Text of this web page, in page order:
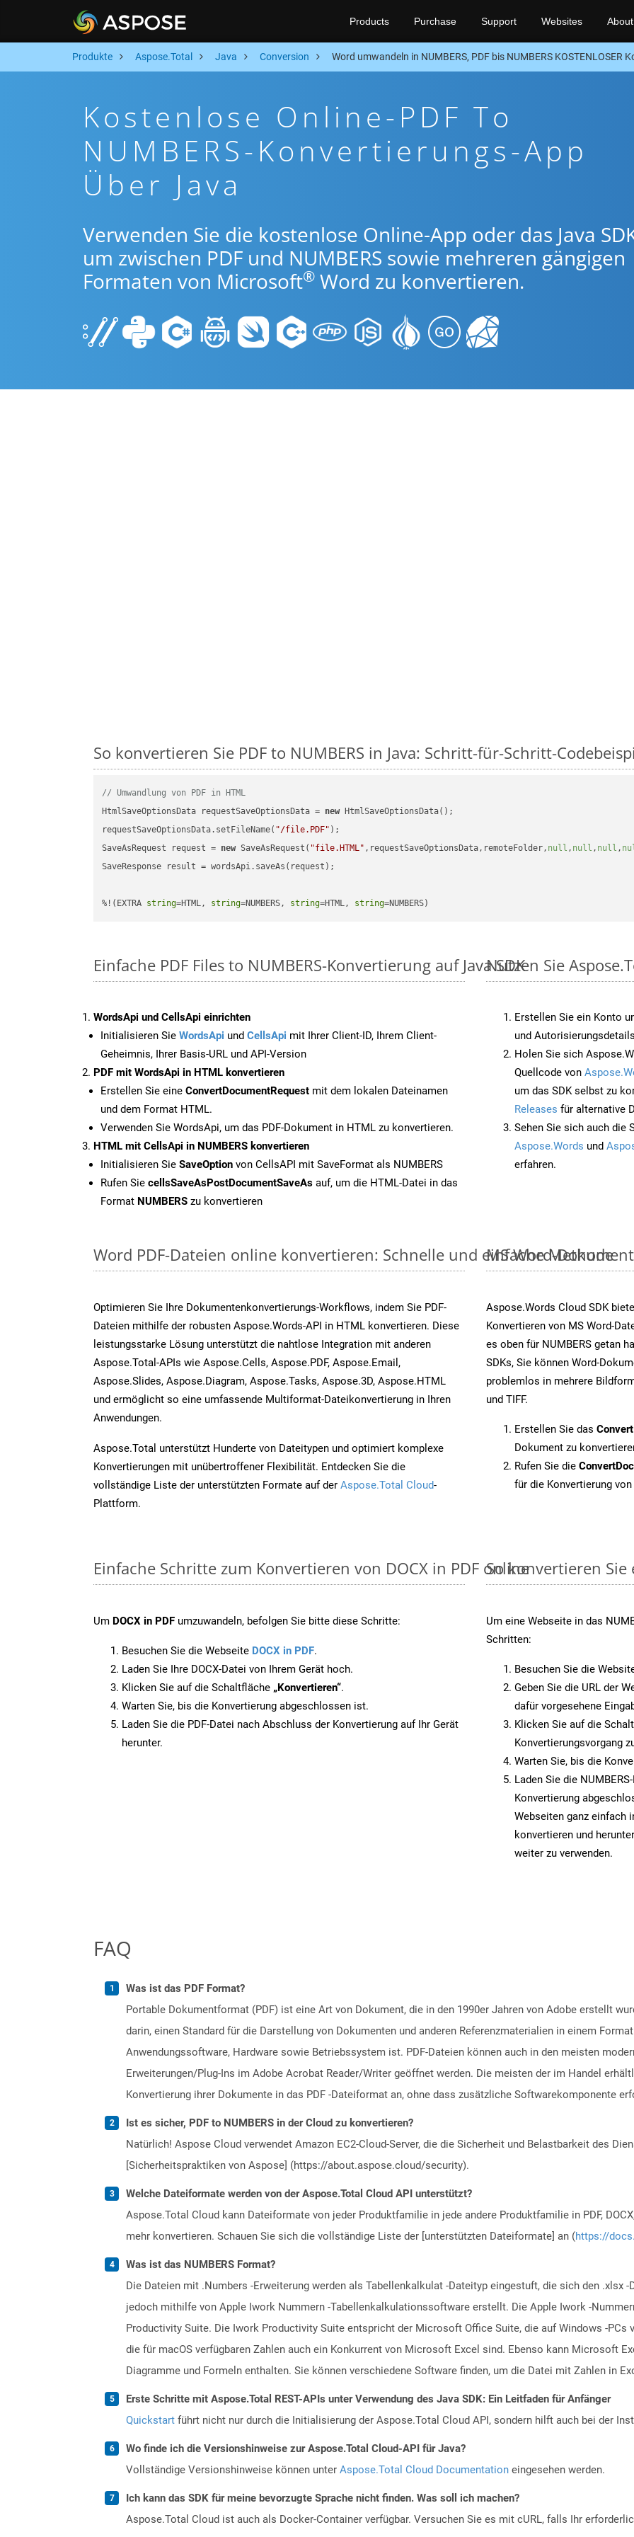
Products Purchase Support Websites About
Produkte Aspose.Total Java Conversion Word umwandeln in NUMBERS, PDF bis NUMBERS KOSTENLOSER
Kostenlose Online-PDF To
NUMBERS-Konvertierungs-App
Über Java
Verwenden Sie die kostenlose Online-App oder das Java
um zwischen PDF und NUMBERS sowie mehreren gängigen
Formaten von Microsoft® Word zu konvertieren.
So konvertieren Sie PDF to NUMBERS in Java: Schritt-für-Schritt-
// Umwandlung von PDF in HTML
HtmlSaveOptionsData requestSaveOptionsData = new HtmlSaveOptionsData();
requestSaveOptionsData.setFileName( "/file.PDF" );
SaveAsRequest request = new SaveAsRequest( "file.HTML" ,requestSaveOptionsData,remoteFolder, null , null , null ,
SaveResponse result = wordsApi.saveAs(request);
%!(EXTRA string=HTML, string=NUMBERS, string=HTML, string=NUMBERS)
Einfache PDF Files to NUMBERS-Konvertierung auf Java SDK
WordsApi und CellsApi einrichten
Initialisieren Sie WordsApi und CellsApi mit Ihrer Client-ID, Ihrem Client-
Geheimnis, Ihrer Basis-URL und API-Version
PDF mit WordsApi in HTML konvertieren
Erstellen Sie eine ConvertDocumentRequest mit dem lokalen Dateinamen
und dem Format HTML.
Verwenden Sie WordsApi, um das PDF-Dokument in HTML zu konvertieren.
HTML mit CellsApi in NUMBERS konvertieren
Initialisieren Sie SaveOption von CellsAPI mit SaveFormat als NUMBERS
Rufen Sie cellsSaveAsPostDocumentSaveAs auf, um die HTML-Datei in das
Format NUMBERS zu konvertieren
Nutzen Sie
Erstellen Sie ein Konto
und
Holen Sie sich
Quellcode von
um das SDK selbst zu
Releases für alternative
Sehen Sie sich auch die
Aspose.Words und
erfahren.
Word PDF-Dateien online konvertieren: Schnelle und einfache Methode
Optimieren Sie Ihre Dokumentenkonvertierungs-Workflows, indem Sie PDF-
Dateien mithilfe der robusten Aspose.Words-API in HTML konvertieren. Diese
leistungsstarke Lösung unterstützt die nahtlose Integration mit anderen
Aspose.Total-APIs wie Aspose.Cells, Aspose.PDF, Aspose.Email,
Aspose.Slides, Aspose.Diagram, Aspose.Tasks, Aspose.3D, Aspose.HTML
und ermöglicht so eine umfassende Multiformat-Dateikonvertierung in Ihren
Anwendungen.
Aspose.Total unterstützt Hunderte von Dateitypen und optimiert komplexe
Konvertierungen mit unübertroffener Flexibilität. Entdecken Sie die
vollständige Liste der unterstützten Formate auf der Aspose.Total Cloud-
Plattform.
MS Word-
Aspose.Words Cloud SDK
Konvertieren von MS Word-
es oben für NUMBERS getan
SDKs, Sie können Word-
problemlos in mehrere
und TIFF.
Erstellen Sie das
Dokument zu
Rufen Sie die
für die Konvertierung von
Einfache Schritte zum Konvertieren von DOCX in PDF online
Um DOCX in PDF umzuwandeln, befolgen Sie bitte diese Schritte:
Besuchen Sie die Webseite DOCX in PDF.
Laden Sie Ihre DOCX-Datei von Ihrem Gerät hoch.
Klicken Sie auf die Schaltfläche „Konvertieren“.
Warten Sie, bis die Konvertierung abgeschlossen ist.
Laden Sie die PDF-Datei nach Abschluss der Konvertierung auf Ihr Gerät
herunter.
So konvertieren Sie
Um eine Webseite in das
Schritten:
Besuchen Sie die
Geben Sie die URL der
dafür vorgesehene
Klicken Sie auf die
Konvertierungsvorgang
Warten Sie, bis die
Laden Sie die
Konvertierung
Webseiten ganz einfach
konvertieren und
weiter zu verwenden.
FAQ
Was ist das PDF Format?
Portable Dokumentformat (PDF) ist eine Art von Dokument, die in den 1990er Jahren von Adobe erstellt
darin, einen Standard für die Darstellung von Dokumenten und anderen Referenzmaterialien in einem
Anwendungssoftware, Hardware sowie Betriebssystem ist. PDF-Dateien können auch in den meisten
Erweiterungen/Plug-Ins im Adobe Acrobat Reader/Writer geöffnet werden. Die meisten der im Handel
Konvertierung ihrer Dokumente in das PDF -Dateiformat an, ohne dass zusätzliche Softwarekomponente
Ist es sicher, PDF to NUMBERS in der Cloud zu konvertieren?
Natürlich! Aspose Cloud verwendet Amazon EC2-Cloud-Server, die die Sicherheit und Belastbarkeit des
[Sicherheitspraktiken von Aspose] (https://about.aspose.cloud/security).
Welche Dateiformate werden von der Aspose.Total Cloud API unterstützt?
Aspose.Total Cloud kann Dateiformate von jeder Produktfamilie in jede andere Produktfamilie in PDF, DOCX,
mehr konvertieren. Schauen Sie sich die vollständige Liste der [unterstützten Dateiformate] an (https://
Was ist das NUMBERS Format?
Die Dateien mit .Numbers -Erweiterung werden als Tabellenkalkulat -Dateityp eingestuft, die sich den .xlsx
jedoch mithilfe von Apple Iwork Nummern -Tabellenkalkulationssoftware erstellt. Die Apple Iwork -
Productivity Suite. Die Iwork Productivity Suite entspricht der Microsoft Office Suite, die auf Windows -PCs
die für macOS verfügbaren Zahlen auch ein Konkurrent von Microsoft Excel sind. Ebenso kann Microsoft
Diagramme und Formeln enthalten. Sie können verschiedene Software finden, um die Datei mit Zahlen in
Erste Schritte mit Aspose.Total REST-APIs unter Verwendung des Java SDK: Ein Leitfaden für Anfänger
Quickstart führt nicht nur durch die Initialisierung der Aspose.Total Cloud API, sondern hilft auch bei der
Wo finde ich die Versionshinweise zur Aspose.Total Cloud-API für Java?
Vollständige Versionshinweise können unter Aspose.Total Cloud Documentation eingesehen werden.
Ich kann das SDK für meine bevorzugte Sprache nicht finden. Was soll ich machen?
Aspose.Total Cloud ist auch als Docker-Container verfügbar. Versuchen Sie es mit cURL, falls Ihr